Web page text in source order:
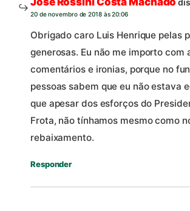
20 de novembro de 2018 às 20:06
Obrigado caro Luis Henrique pelas
generosas. Eu não me importo com
comentários e ironias, porque no
pessoas sabem que eu não estava
que apesar dos esforços do
Frota, não tínhamos mesmo como
rebaixamento.
Responder